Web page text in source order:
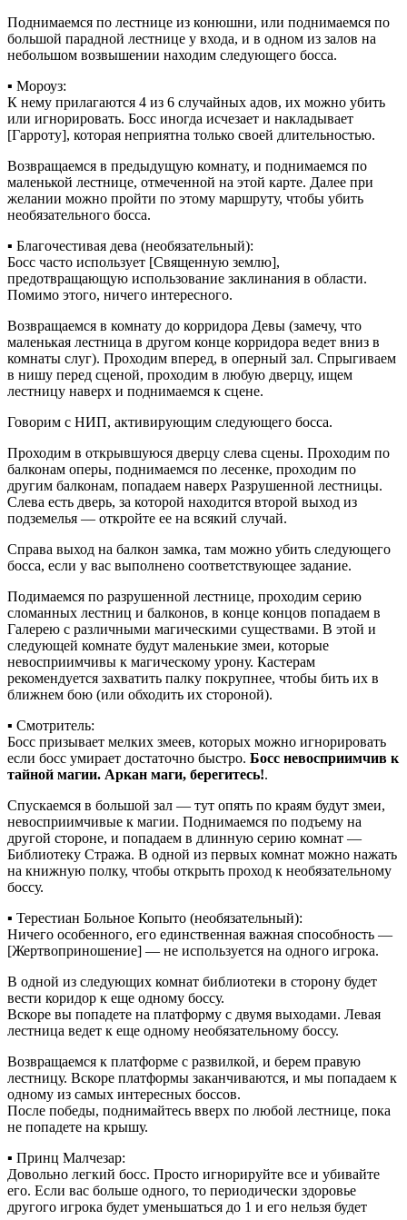
Поднимаемся по лестнице из конюшни, или поднимаемся по
большой парадной лестнице у входа, и в одном из залов на
небольшом возвышении находим следующего босса.
▪ Мороуз:
К нему прилагаются 4 из 6 случайных адов, их можно убить
или игнорировать. Босс иногда исчезает и накладывает
[Гарроту], которая неприятна только своей длительностью.
Возвращаемся в предыдущую комнату, и поднимаемся по
маленькой лестнице, отмеченной на этой карте. Далее при
желании можно пройти по этому маршруту, чтобы убить
необязательного босса.
▪ Благочестивая дева (необязательный):
Босс часто использует [Священную землю],
предотвращающую использование заклинания в области.
Помимо этого, ничего интересного.
Возвращаемся в комнату до корридора Девы (замечу, что
маленькая лестница в другом конце корридора ведет вниз в
комнаты слуг). Проходим вперед, в оперный зал. Спрыгиваем
в нишу перед сценой, проходим в любую дверцу, ищем
лестницу наверх и поднимаемся к сцене.
Говорим с НИП, активирующим следующего босса.
Проходим в открывшуюся дверцу слева сцены. Проходим по
балконам оперы, поднимаемся по лесенке, проходим по
другим балконам, попадаем наверх Разрушенной лестницы.
Слева есть дверь, за которой находится второй выход из
подземелья — откройте ее на всякий случай.
Справа выход на балкон замка, там можно убить следующего
босса, если у вас выполнено соответствующее задание.
Подимаемся по разрушенной лестнице, проходим серию
сломанных лестниц и балконов, в конце концов попадаем в
Галерею с различными магическими существами. В этой и
следующей комнате будут маленькие змеи, которые
невосприимчивы к магическому урону. Кастерам
рекомендуется захватить палку покрупнее, чтобы бить их в
ближнем бою (или обходить их стороной).
▪ Смотритель:
Босс призывает мелких змеев, которых можно игнорировать
если босс умирает достаточно быстро. Босс невосприимчив к
тайной магии. Аркан маги, берегитесь!.
Спускаемся в большой зал — тут опять по краям будут змеи,
невосприимчивые к магии. Поднимаемся по подъему на
другой стороне, и попадаем в длинную серию комнат —
Библиотеку Стража. В одной из первых комнат можно нажать
на книжную полку, чтобы открыть проход к необязательному
боссу.
▪ Терестиан Больное Копыто (необязательный):
Ничего особенного, его единственная важная способность —
[Жертвоприношение] — не используется на одного игрока.
В одной из следующих комнат библиотеки в сторону будет
вести коридор к еще одному боссу.
Вскоре вы попадете на платформу с двумя выходами. Левая
лестница ведет к еще одному необязательному боссу.
Возвращаемся к платформе с развилкой, и берем правую
лестницу. Вскоре платформы заканчиваются, и мы попадаем к
одному из самых интересных боссов.
После победы, поднимайтесь вверх по любой лестнице, пока
не попадете на крышу.
▪ Принц Малчезар:
Довольно легкий босс. Просто игнорируйте все и убивайте
его. Если вас больше одного, то периодически здоровье
другого игрока будет уменьшаться до 1 и его нельзя будет